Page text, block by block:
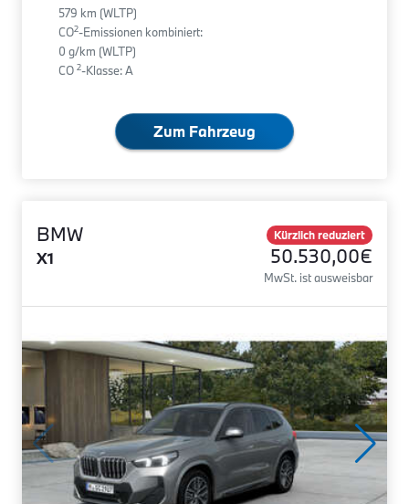
579 km (WLTP)
CO2-Emissionen kombiniert:
0 g/km (WLTP)
CO 2-Klasse: A
Zum Fahrzeug
BMW
X1
Kürzlich reduziert
50.530,00€
MwSt. ist ausweisbar